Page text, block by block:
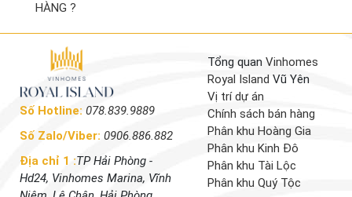
HÀNG ?
Số Hotline: 078.839.9889
Số Zalo/Viber: 0906.886.882
Địa chỉ 1 :TP Hải Phòng -
Hd24, Vinhomes Marina, Vĩnh
Tổng quan Vinhomes
Royal Island Vũ Yên
Vị trí dự án
Chính sách bán hàng
Phân khu Hoàng Gia
Phân khu Kinh Đô
Phân khu Tài Lộc
Phân khu Quý Tộc